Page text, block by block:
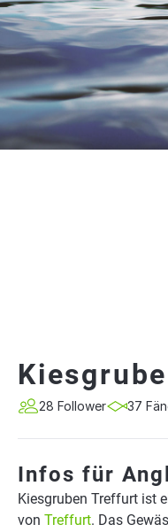
28 Follower 37
Infos für
Kiesgruben Treffurt ist
von Treffurt. Das